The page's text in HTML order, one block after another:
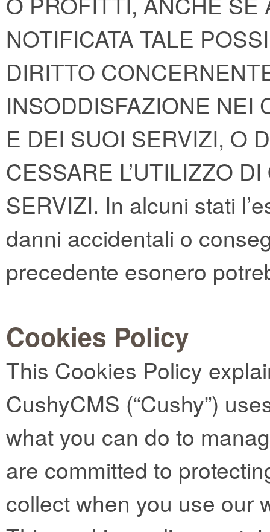
NOTIFICATA TALE
DIRITTO
INSODDISFAZIONE NEI
E DEI SUOI SERVIZI, O
CESSARE L’UTILIZZO
SERVIZI. In alcuni stati
danni accidentali o
precedente esonero
Cookies Policy
This Cookies Policy
CushyCMS (“Cushy”)
what you can do to
are committed to
collect when you use our